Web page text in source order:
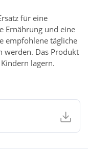
für eine
Ernährung und eine
empfohlene tägliche
werden. Das Produkt
lagern.